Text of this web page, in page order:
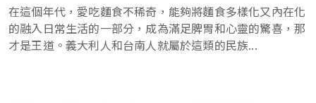
在這個年代，愛吃麵食不稀奇，能夠將麵食多樣化又內在化
的融入日常生活的一部分，成為滿足脾胃和心靈的驚喜，那
才是王道。義大利人和台南人就屬於這類的民族...